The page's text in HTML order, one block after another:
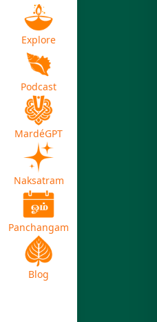
Explore
Podcast
MardéGPT
Naksatram
Panchangam
Blog